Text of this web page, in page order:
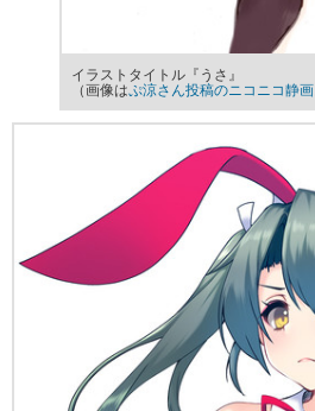
イラストタイトル『うさ』
（画像はぷ涼さん投稿のニコニコ静画